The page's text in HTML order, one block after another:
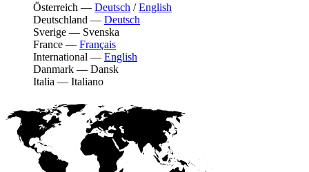
Österreich — Deutsch /English
Deutschland — Deutsch
Sverige — Svenska
France — Français
International — English
Danmark — Dansk
Italia — Italiano